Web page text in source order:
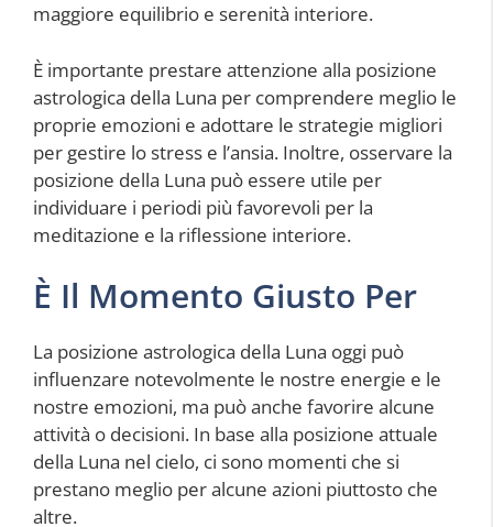
maggiore equilibrio e serenità interiore.
È importante prestare attenzione alla posizione
astrologica della Luna per comprendere meglio le
proprie emozioni e adottare le strategie migliori
per gestire lo stress e l’ansia. Inoltre, osservare la
posizione della Luna può essere utile per
individuare i periodi più favorevoli per la
meditazione e la riflessione interiore.
È Il Momento Giusto Per
La posizione astrologica della Luna oggi può
influenzare notevolmente le nostre energie e le
nostre emozioni, ma può anche favorire alcune
attività o decisioni. In base alla posizione attuale
della Luna nel cielo, ci sono momenti che si
prestano meglio per alcune azioni piuttosto che
altre.